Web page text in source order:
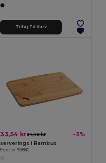
Tilføj Til Kurv
33,54 kr34,48 kr -3%
serverings i Bambus
Egotier 93880